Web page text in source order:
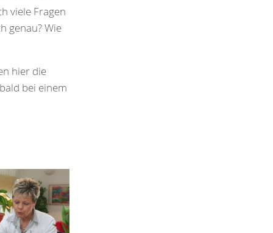
viele Fragen
genau? Wie
hier die
bei einem